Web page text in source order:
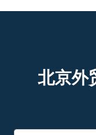
北京外